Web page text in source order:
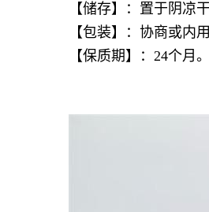
【储存】：置于阴凉
【包装】：协商或内
【保质期】：24个月。